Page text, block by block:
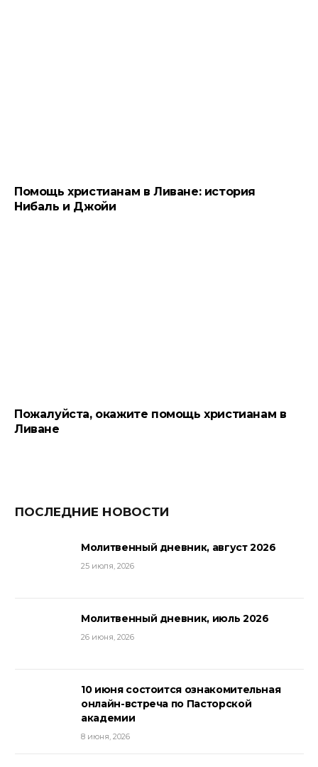
Помощь христианам в Ливане: история
Нибаль и Джойи
Пожалуйста, окажите помощь христианам в
Ливане
ПОСЛЕДНИЕ НОВОСТИ
Молитвенный дневник, август 2026
25 июля, 2026
Молитвенный дневник, июль 2026
26 июня, 2026
10 июня состоится ознакомительная
онлайн-встреча по Пасторской
академии
8 июня, 2026